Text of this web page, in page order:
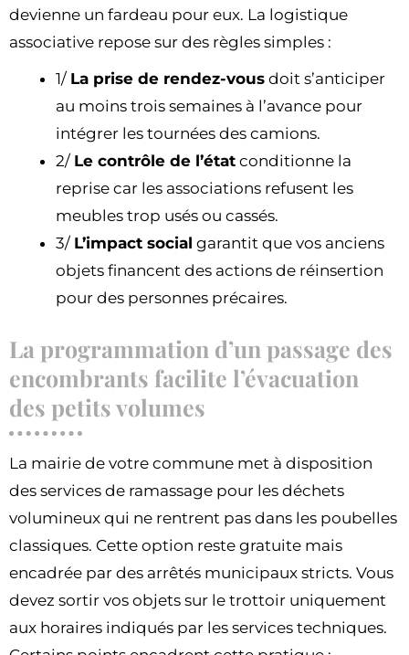
devienne un fardeau pour eux. La logistique
associative repose sur des règles simples :
1/ La prise de rendez-vous doit s’anticiper
au moins trois semaines à l’avance pour
intégrer les tournées des camions.
2/ Le contrôle de l’état conditionne la
reprise car les associations refusent les
meubles trop usés ou cassés.
3/ L’impact social garantit que vos anciens
objets financent des actions de réinsertion
pour des personnes précaires.
La programmation d’un passage des
encombrants facilite l’évacuation
des petits volumes
La mairie de votre commune met à disposition
des services de ramassage pour les déchets
volumineux qui ne rentrent pas dans les poubelles
classiques. Cette option reste gratuite mais
encadrée par des arrêtés municipaux stricts. Vous
devez sortir vos objets sur le trottoir uniquement
aux horaires indiqués par les services techniques.